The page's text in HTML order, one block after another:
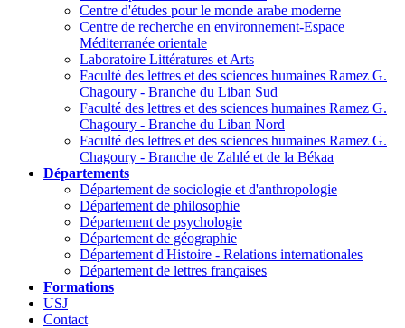
Centre d'études pour le monde arabe moderne
Centre de recherche en environnement-Espace
Méditerranée orientale
Laboratoire Littératures et Arts
Faculté des lettres et des sciences humaines Ramez G.
Chagoury - Branche du Liban Sud
Faculté des lettres et des sciences humaines Ramez G.
Chagoury - Branche du Liban Nord
Faculté des lettres et des sciences humaines Ramez G.
Chagoury - Branche de Zahlé et de la Békaa
Départements
Département de sociologie et d'anthropologie
Département de philosophie
Département de psychologie
Département de géographie
Département d'Histoire - Relations internationales
Département de lettres françaises
Formations
USJ
Contact